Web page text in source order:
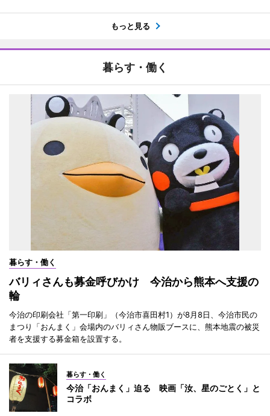
もっと見る
暮らす・働く
暮らす・働く
バリィさんも募金呼びかけ 今治から熊本へ支援の
輪
今治の印刷会社「第一印刷」（今治市喜田村1）が8月8日、今治市民の
まつり「おんまく」会場内のバリィさん物販ブースに、熊本地震の被災
者を支援する募金箱を設置する。
暮らす・働く
今治「おんまく」迫る 映画「汝、星のごとく」と
コラボ